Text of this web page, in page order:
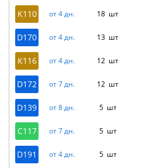
K110 от 4 дн. 18 шт
D170 от 4 дн. 13 шт
K116 от 4 дн. 12 шт
D172 от 7 дн. 12 шт
D139 от 8 дн. 5 шт
C117 от 7 дн. 5 шт
D191 от 4 дн. 5 шт